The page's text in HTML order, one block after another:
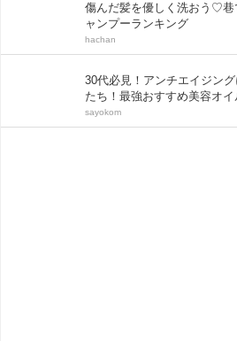
傷んだ髪を優しく洗おう♡巷
ャンプーランキング
hachan
30代必見！アンチエイジン
たち！最強おすすめ美容オ
sayokom